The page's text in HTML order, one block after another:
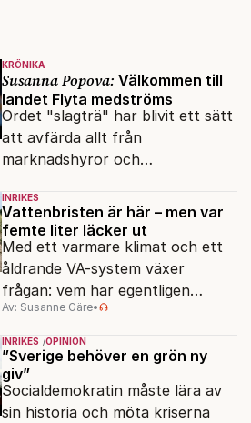
KRÖNIKA
Susanna Popova: Välkommen till
landet Flyta medströms
Ordet "slagträ" har blivit ett sätt
att avfärda allt från
marknadshyror och
om antisemitism.
INRIKES
Vattenbristen är här – men var
femte liter läcker ut
Med ett varmare klimat och ett
åldrande VA-system växer
frågan: vem har egentligen
ansvar för Sveriges
vattenresurser?
Av: Susanne Gäre•
INRIKES OPINION
”Sverige behöver en grön ny
giv”
Socialdemokratin måste lära av
sin historia och möta kriserna